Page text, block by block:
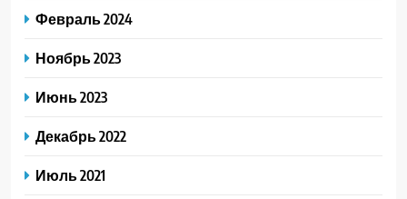
Февраль 2024
Ноябрь 2023
Июнь 2023
Декабрь 2022
Июль 2021